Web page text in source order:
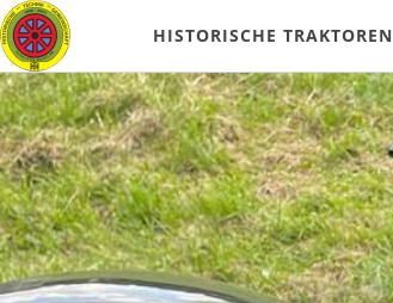
HISTORISCHE TRAKTOREN